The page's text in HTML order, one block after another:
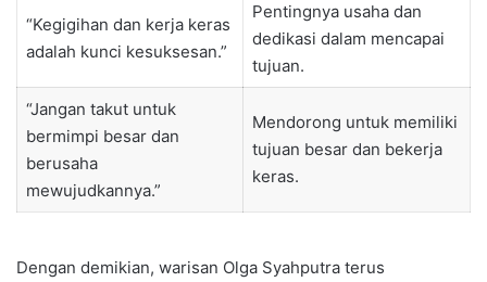
“Kegigihan dan kerja keras
adalah kunci kesuksesan.”
Pentingnya usaha dan
dedikasi dalam mencapai
tujuan.
“Jangan takut untuk
bermimpi besar dan
berusaha
mewujudkannya.”
Mendorong untuk memiliki
tujuan besar dan bekerja
keras.
Dengan demikian, warisan Olga Syahputra terus